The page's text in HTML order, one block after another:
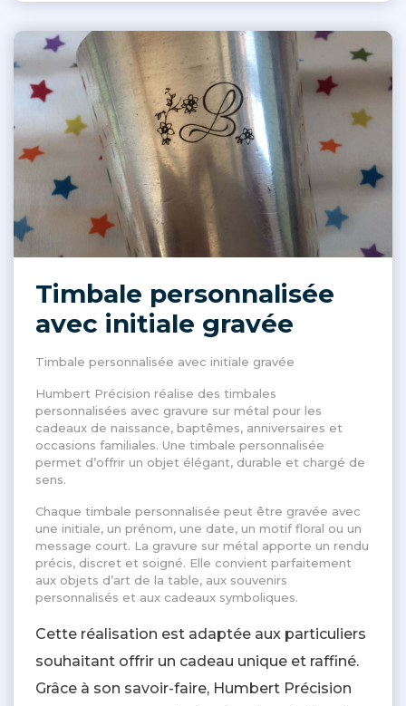
Timbale personnalisée
avec initiale gravée
Timbale personnalisée avec initiale gravée
Humbert Précision réalise des timbales
personnalisées avec gravure sur métal pour les
cadeaux de naissance, baptêmes, anniversaires et
occasions familiales. Une timbale personnalisée
permet d’offrir un objet élégant, durable et chargé de
sens.
Chaque timbale personnalisée peut être gravée avec
une initiale, un prénom, une date, un motif floral ou un
message court. La gravure sur métal apporte un rendu
précis, discret et soigné. Elle convient parfaitement
aux objets d’art de la table, aux souvenirs
personnalisés et aux cadeaux symboliques.
Cette réalisation est adaptée aux particuliers
souhaitant offrir un cadeau unique et raffiné.
Grâce à son savoir-faire, Humbert Précision